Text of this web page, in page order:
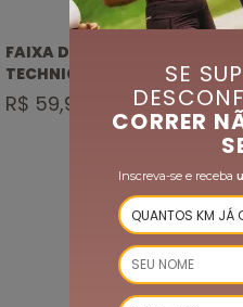
FAIXA DE CABELO
TECHNICAL ACCESSORIES
INSURE
R$ 59,90
SE
CORRER
Inscreva-se e receba